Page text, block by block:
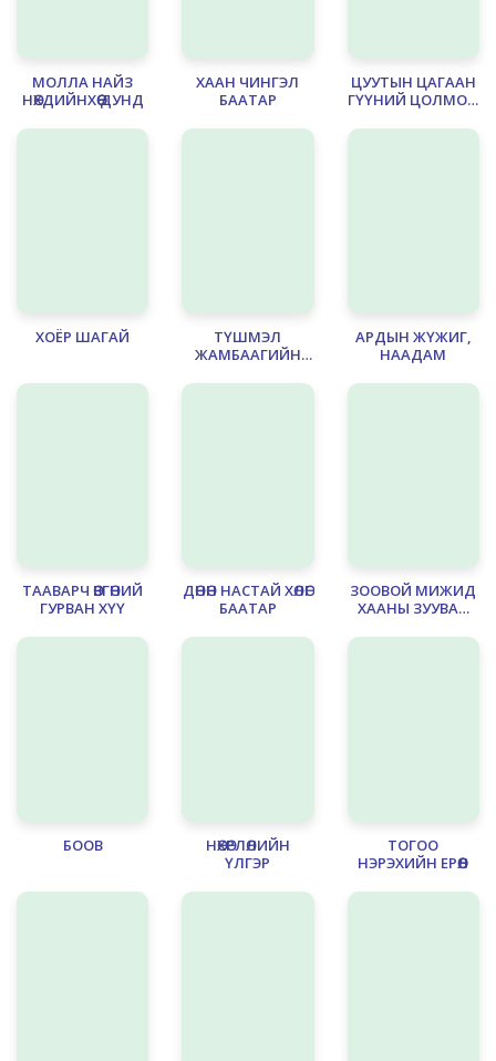
МОЛЛА НАЙЗ
НӨХДИЙНХӨӨ ДУНД
ХААН ЧИНГЭЛ
БААТАР
ЦУУТЫН ЦАГААН
ГҮҮНИЙ ЦОЛМОН
ХОЁР ШАГАЙ
ТҮШМЭЛ
ЖАМБААГИЙН
АРДЫН ЖҮЖИГ,
НААДАМ
ТААВАРЧ ӨВГӨНИЙ
ГУРВАН ХҮҮ
ДӨНӨН НАСТАЙ ХӨЛӨГ
БААТАР
ЗООВОЙ МИЖИД
ХААНЫ ЗУУВАЙ
БООВ
НӨХӨРЛӨЛИЙН
ҮЛГЭР
ТОГОО
НЭРЭХИЙН ЕРӨӨЛ